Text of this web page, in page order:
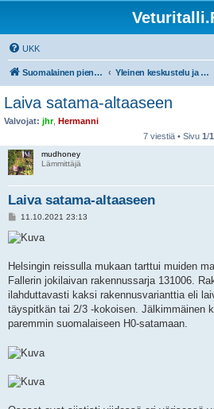
UKK
Suomalainen pienoisrautatiefoorumi Yleinen keskustelu ja muut mittakaavat
Laiva satama-altaaseen
Valvojat: jhr, Hermanni
7 viestiä • Sivu 1/1
mudhoney
Lämmittäjä
Laiva satama-altaaseen
V
e
s
i
11.10.2021 23:13
Helsingin reissulla mukaan tarttui muiden
Fallerin jokilaivan rakennussarja 131006.
ilahduttavasti kaksi rakennusvarianttia eli
täyspitkän tai 2/3 -kokoisen. Jälkimmäinen
paremmin suomalaiseen H0-satamaan.